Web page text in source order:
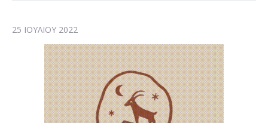
25 ΙΟΥΛΊΟΥ 2022